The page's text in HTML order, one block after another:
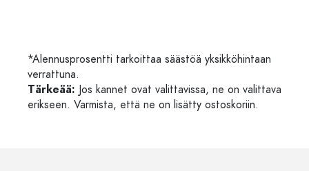
*Alennusprosentti tarkoittaa säästöä yksikköhintaan
verrattuna.
Tärkeää: Jos kannet ovat valittavissa, ne on valittava
erikseen. Varmista, että ne on lisätty ostoskoriin.